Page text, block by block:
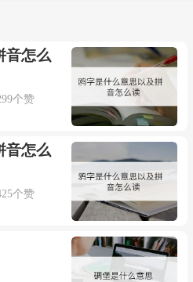
"to have need of, have use
ancient compound word
mainly a literary word, it
with rove, grove, by those
音怎么
个赞
音怎么
个赞